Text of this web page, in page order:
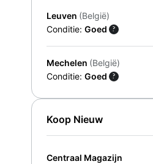
Leuven (België)
Conditie: Goed ?
Mechelen (België)
Conditie: Goed ?
Koop Nieuw
Centraal Magazijn